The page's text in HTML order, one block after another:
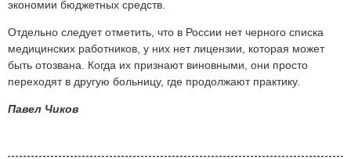
экономии бюджетных средств.
Отдельно следует отметить, что в России нет черного списка
медицинских работников, у них нет лицензии, которая может
быть отозвана. Когда их признают виновными, они просто
переходят в другую больницу, где продолжают практику.
Павел Чиков